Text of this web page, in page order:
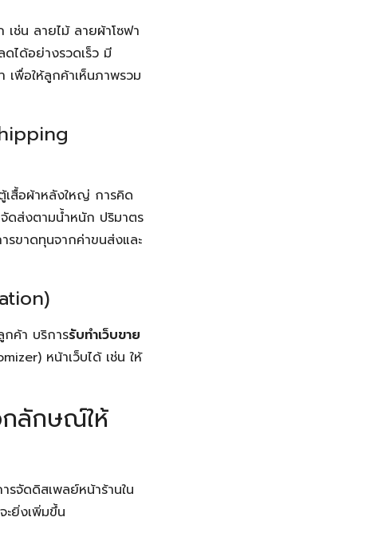
ช่น ลายไม้ ลายผ้าโซฟา
ได้อย่างรวดเร็ว มี
พื่อให้ลูกค้าเห็นภาพรวม
สื้อผ้าหลังใหญ่ การคิด
ดส่งตามน้ำหนัก ปริมาตร
ขาดทุนจากค่าขนส่งและ
กค้า บริการรับทำเว็บขาย
หน้าเว็บได้ เช่น ให้
กลักษณ์ให้
รจัดดิสเพลย์หน้าร้านใน
ะยิ่งเพิ่มขึ้น